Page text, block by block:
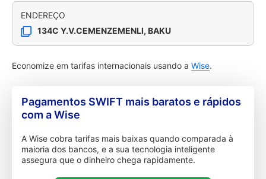
ENDEREÇO
134C Y.V.CEMENZEMENLI, BAKU
Economize em tarifas internacionais usando a Wise.
Pagamentos SWIFT mais baratos e rápidos
com a Wise
A Wise cobra tarifas mais baixas quando comparada à
maioria dos bancos, e a sua tecnologia inteligente
assegura que o dinheiro chega rapidamente.